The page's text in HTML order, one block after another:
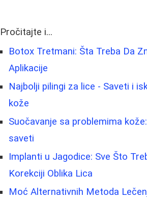
Pročitajte i...
Botox Tretmani: Šta Treba Da
Aplikacije
Najbolji pilingi za lice - Saveti i
kože
Suočavanje sa problemima
saveti
Implanti u Jagodice: Sve Što
Korekciji Oblika Lica
Moć Alternativnih Metoda